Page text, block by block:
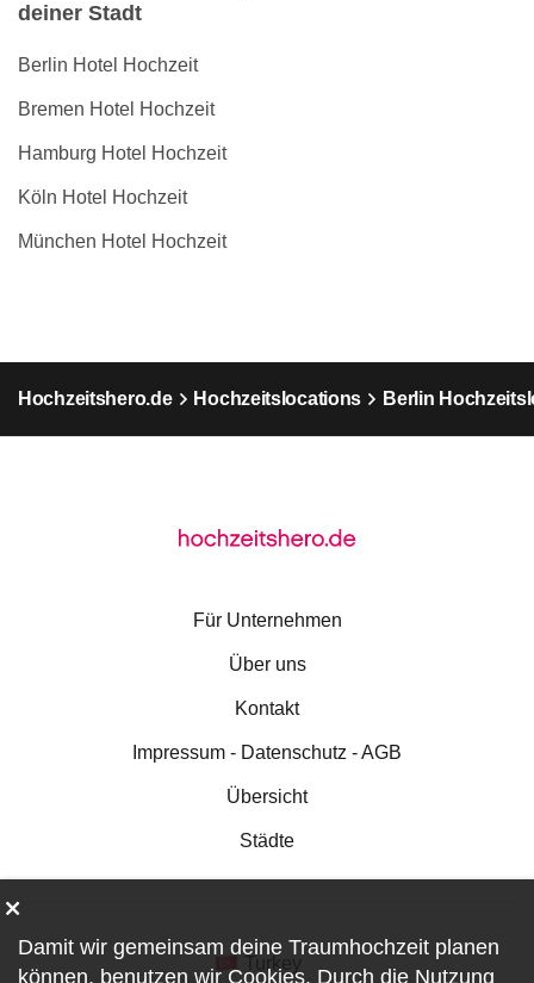
deiner Stadt
Berlin Hotel Hochzeit
Bremen Hotel Hochzeit
Hamburg Hotel Hochzeit
Köln Hotel Hochzeit
München Hotel Hochzeit
Hochzeitshero.de Hochzeitslocations Berlin
Für Unternehmen
Über uns
Kontakt
Impressum - Datenschutz - AGB
Übersicht
Städte
Damit wir gemeinsam deine Traumhochzeit planen
können, benutzen wir Cookies. Durch die Nutzung